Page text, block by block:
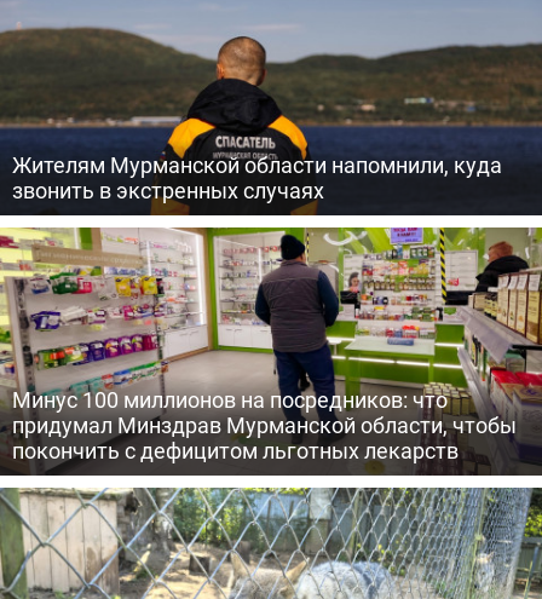
Жителям Мурманской области напомнили, куда
звонить в экстренных случаях
Минус 100 миллионов на посредников: что
придумал Минздрав Мурманской области, чтобы
покончить с дефицитом льготных лекарств